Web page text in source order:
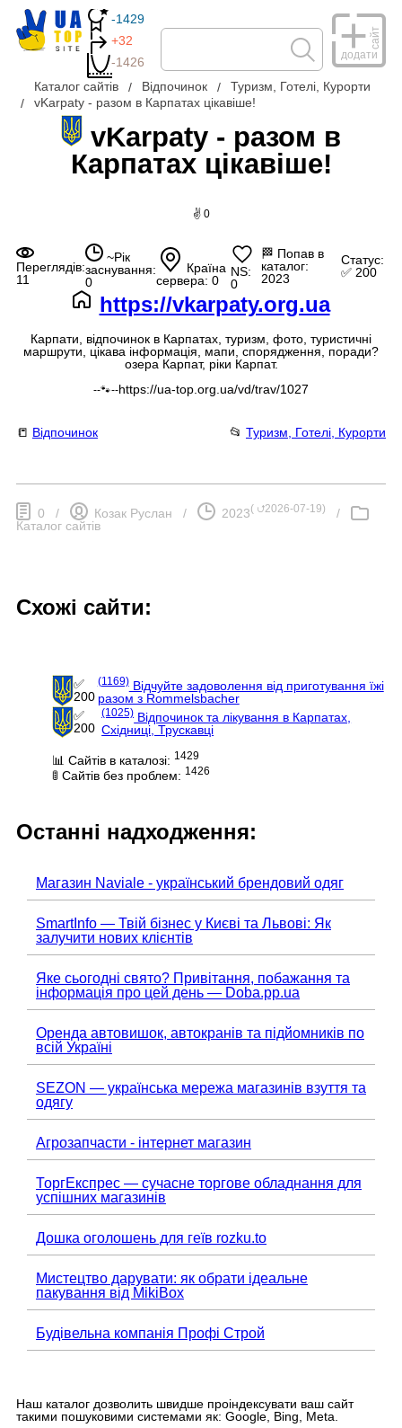
-1429
+32
-1426
додати
сайт
Каталог сайтів Відпочинок
Туризм, Готелі, Курорти
vKarpaty - разом в Карпатах цікавіше!
vKarpaty - разом в
Карпатах цікавіше!
✌ 0
Переглядів:
11
~Рік
заснування:
0
Країна
сервера: 0
NS:
0
🏁 Попав в
каталог:
2023
Статус:
✅ 200
https://vkarpaty.org.ua
Карпати, відпочинок в Карпатах, туризм, фото, туристичні
маршрути, цікава інформація, мапи, спорядження, поради?
озера Карпат, ріки Карпат.
--🐾--https://ua-top.org.ua/vd/trav/1027
📒 Відпочинок 📂 Туризм, Готелі, Курорти
0 / Козак Руслан / 2023( ⮍2026-07-19)
/
Каталог сайтів
Схожі сайти:
✅
200
(1169)Відчуйте задоволення від приготування їжі
разом з Rommelsbacher
✅
200
(1025)Відпочинок та лікування в Карпатах,
Східниці, Трускавці
📊 Сайтів в каталозі: 1429
🚦 Сайтів без проблем: 1426
Останні надходження:
Магазин Naviale - український брендовий одяг
SmartInfo — Твій бізнес у Києві та Львові: Як
залучити нових клієнтів
Яке сьогодні свято? Привітання, побажання та
інформація про цей день — Doba.pp.ua
Оренда автовишок, автокранів та підйомників по
всій Україні
SEZON — українська мережа магазинів взуття та
одягу
Агрозапчасти - інтернет магазин
ТоргЕкспрес — сучасне торгове обладнання для
успішних магазинів
Дошка оголошень для геїв rozku.to
Мистецтво дарувати: як обрати ідеальне
пакування від MikiBox
Будівельна компанія Профі Строй
Наш каталог дозволить швидше проіндексувати ваш сайт
такими пошуковими системами як: Google, Bing, Meta.